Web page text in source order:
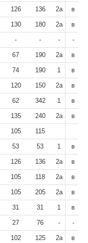
126 136 2а в
130 180 2а в
- - - -
67 190 2а в
74 190 1 в
120 150 2а в
62 342 1 в
135 240 2а в
105 115
53 53 1 в
126 136 2а в
105 118 2а в
105 205 2а в
31 31 1 в
27 76 - -
102 125 2а в